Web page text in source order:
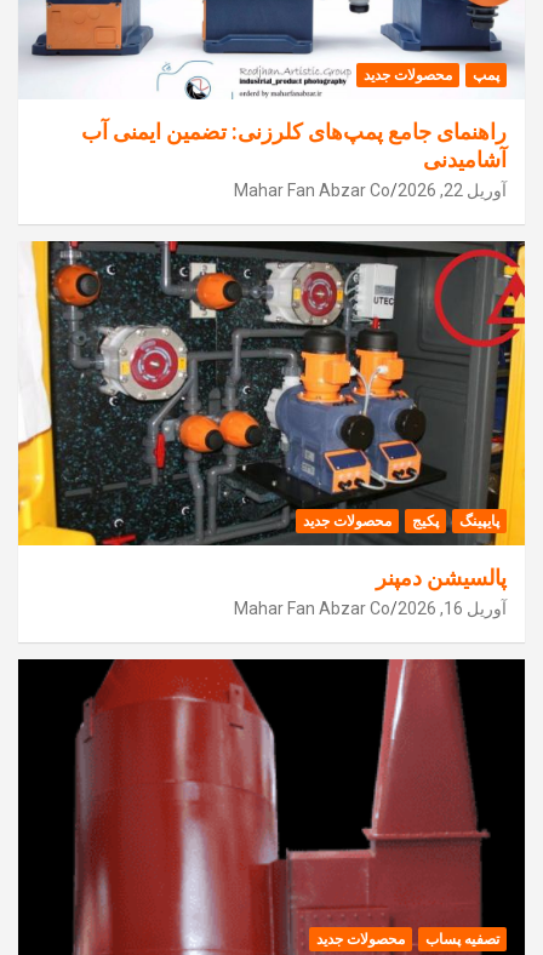
پمپ محصولات جدید
راهنمای جامع پمپ‌های کلرزنی: تضمین ایمنی آب
آشامیدنی
آوریل 22, 2026 Mahar Fan Abzar Co
پایپینگ پکیج محصولات جدید
پالسیشن دمپنر
آوریل 16, 2026 Mahar Fan Abzar Co
تصفیه پساب محصولات جدید